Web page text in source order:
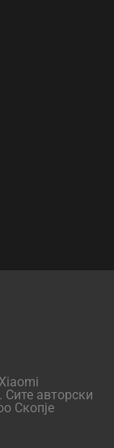
авторски
Скопје